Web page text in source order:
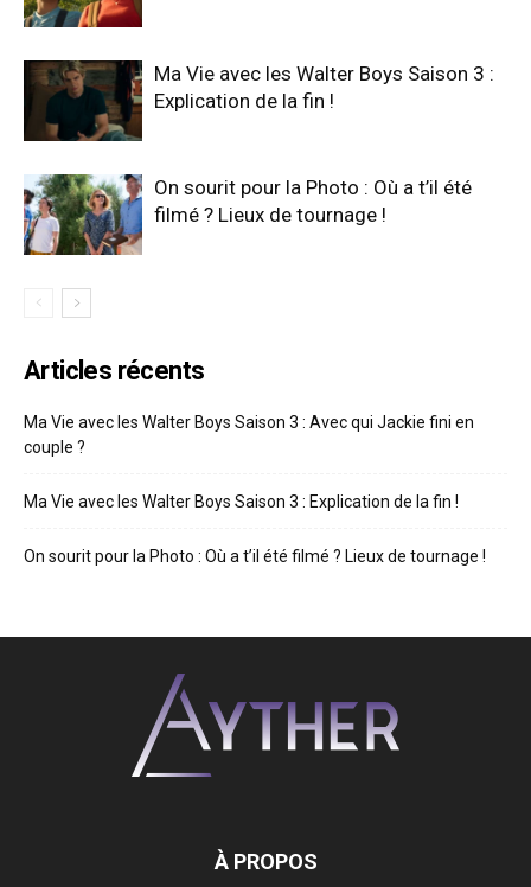
Ma Vie avec les Walter Boys Saison 3 :
Explication de la fin !
On sourit pour la Photo : Où a t’il été
filmé ? Lieux de tournage !
Articles récents
Ma Vie avec les Walter Boys Saison 3 : Avec qui Jackie fini en
couple ?
Ma Vie avec les Walter Boys Saison 3 : Explication de la fin !
On sourit pour la Photo : Où a t’il été filmé ? Lieux de tournage !
À PROPOS